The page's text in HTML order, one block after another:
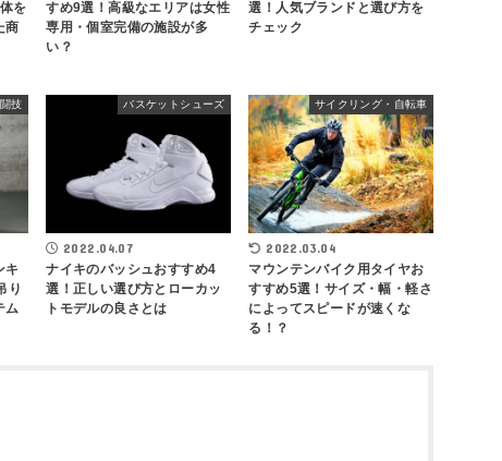
を
商
すめ9選！高級なエリアは女性
専用・個室完備の施設が多
い？
選！人気ブランドと選び方を
チェック
技
キ
り
ム
バスケットシューズ
2022.04.07
ナイキのバッシュおすすめ4
選！正しい選び方とローカッ
トモデルの良さとは
サイクリング・自転車
2022.03.04
マウンテンバイク用タイヤお
すすめ5選！サイズ・幅・軽さ
によってスピードが速くな
る！？